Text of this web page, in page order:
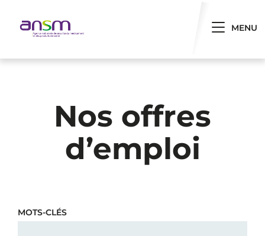
Toggle
MENU
Nos offres
d’emploi
MOTS-CLÉS